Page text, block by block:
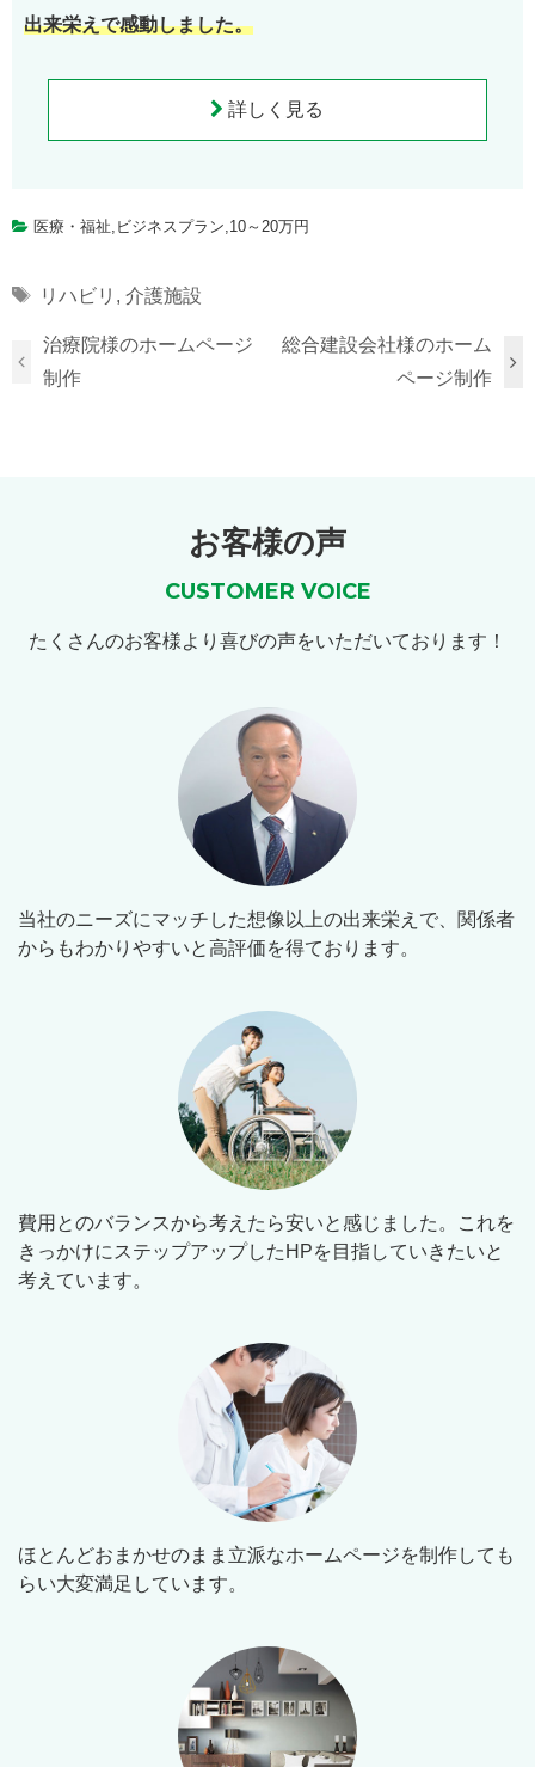
出来栄えで感動しました。
詳しく見る
医療・福祉 ビジネスプラン 10～20万円
Tags
リハビリ , 介護施設
治療院様のホームページ
制作
総合建設会社様のホーム
ページ制作
お客様の声
CUSTOMER VOICE
たくさんのお客様より喜びの声をいただいております！
当社のニーズにマッチした想像以上の出来栄えで、関係者
からもわかりやすいと高評価を得ております。
費用とのバランスから考えたら安いと感じました。これを
きっかけにステップアップしたHPを目指していきたいと
考えています。
ほとんどおまかせのまま立派なホームページを制作しても
らい大変満足しています。